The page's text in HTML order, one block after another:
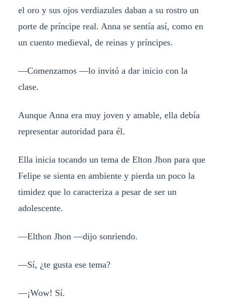
el oro y sus ojos verdiazules daban a su rostro un
porte de príncipe real. Anna se sentía así, como en
un cuento medieval, de reinas y príncipes.
—Comenzamos —lo invitó a dar inicio con la
clase.
Aunque Anna era muy joven y amable, ella debía
representar autoridad para él.
Ella inicia tocando un tema de Elton Jhon para que
Felipe se sienta en ambiente y pierda un poco la
timidez que lo caracteriza a pesar de ser un
adolescente.
—Elthon Jhon —dijo sonriendo.
—Sí, ¿te gusta ese tema?
—¡Wow! Sí.